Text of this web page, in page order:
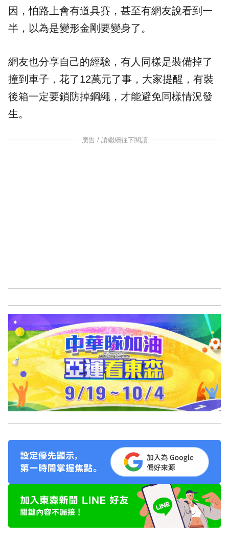
因，怕路上會有道具賽，甚至有網友說看到一
半，以為是變形金剛要變身了。
網友也分享自己的經驗，有人同樣是裝備掉了
撞到車子，花了12萬元了事，大家提醒，有裝
後箱一定要鎖防掉鋼繩，才能避免同樣情況發
生。
廣告 / 請繼續往下閱讀